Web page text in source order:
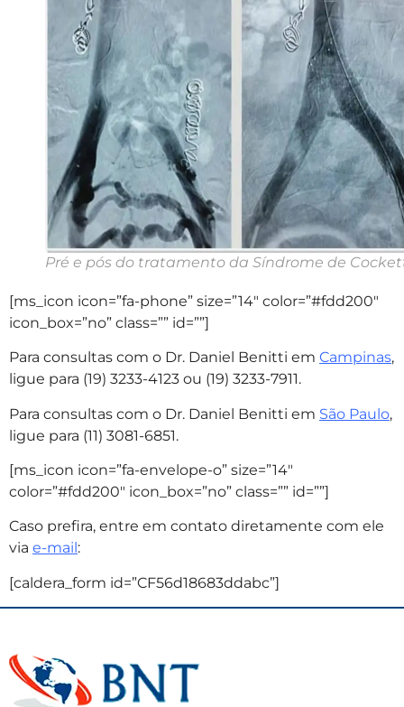
Pré e pós do tratamento da Síndrome de
[ms_icon icon=”fa-phone” size=”14″ color=”#fdd200″
icon_box=”no” class=”” id=””]
Para consultas com o Dr. Daniel Benitti em Campinas,
ligue para (19) 3233-4123 ou (19) 3233-7911.
Para consultas com o Dr. Daniel Benitti em São Paulo,
ligue para (11) 3081-6851.
[ms_icon icon=”fa-envelope-o” size=”14″
color=”#fdd200″ icon_box=”no” class=”” id=””]
Caso prefira, entre em contato diretamente com ele
via e-mail :
[caldera_form id=”CF56d18683ddabc”]